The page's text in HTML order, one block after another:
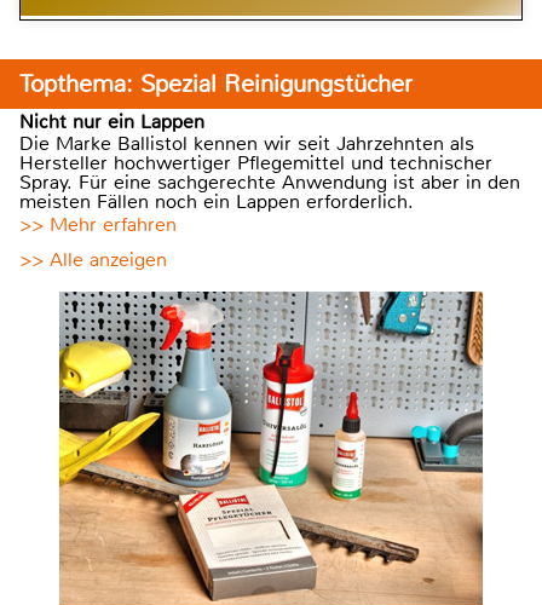
Topthema: Spezial Reinigungstücher
Nicht nur ein Lappen
Die Marke Ballistol kennen wir seit Jahrzehnten als
Hersteller hochwertiger Pflegemittel und technischer
Spray. Für eine sachgerechte Anwendung ist aber in den
meisten Fällen noch ein Lappen erforderlich.
>> Mehr erfahren
>> Alle anzeigen